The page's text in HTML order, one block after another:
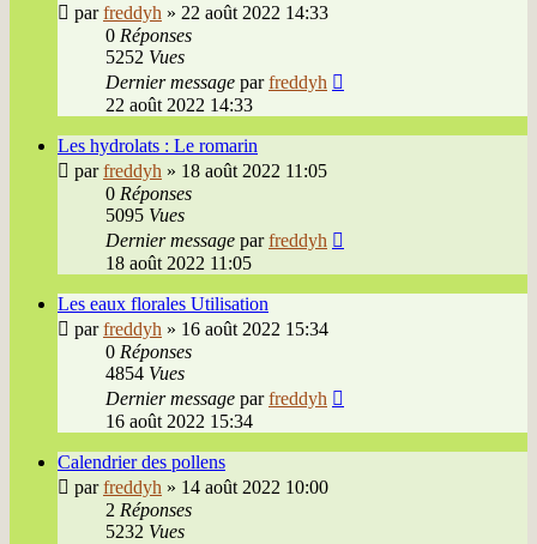
parfreddyh » 22 août 2022 14:33
0 Réponses
5252 Vues
Dernier message parfreddyh
22 août 2022 14:33
Les hydrolats : Le romarin
parfreddyh » 18 août 2022 11:05
0 Réponses
5095 Vues
Dernier message parfreddyh
18 août 2022 11:05
Les eaux florales Utilisation
parfreddyh » 16 août 2022 15:34
0 Réponses
4854 Vues
Dernier message parfreddyh
16 août 2022 15:34
Calendrier des pollens
parfreddyh » 14 août 2022 10:00
2 Réponses
5232 Vues